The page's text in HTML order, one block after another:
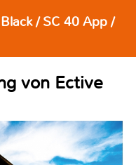
/ SC 40 App /
von Ective